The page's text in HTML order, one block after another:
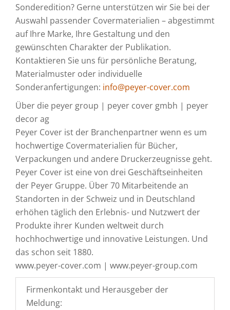
Sonderedition? Gerne unterstützen wir Sie bei der
Auswahl passender Covermaterialien – abgestimmt
auf Ihre Marke, Ihre Gestaltung und den
gewünschten Charakter der Publikation.
Kontaktieren Sie uns für persönliche Beratung,
Materialmuster oder individuelle
Sonderanfertigungen: info@peyer-cover.com
Über die peyer group | peyer cover gmbh | peyer
decor ag
Peyer Cover ist der Branchenpartner wenn es um
hochwertige Covermaterialien für Bücher,
Verpackungen und andere Druckerzeugnisse geht.
Peyer Cover ist eine von drei Geschäftseinheiten
der Peyer Gruppe. Über 70 Mitarbeitende an
Standorten in der Schweiz und in Deutschland
erhöhen täglich den Erlebnis- und Nutzwert der
Produkte ihrer Kunden weltweit durch
hochhochwertige und innovative Leistungen. Und
das schon seit 1880.
www.peyer-cover.com | www.peyer-group.com
Firmenkontakt und Herausgeber der
Meldung: